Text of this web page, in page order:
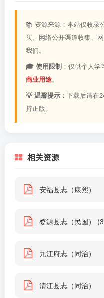
📚 资源来源：本站仅收录
买、网络公开渠道收集、
我们。
🎓 使用限制 ：仅供个人学
商业用途。
💡 温馨提示 ：下载后请在
持正版。
相关资源
安福县志（康熙）
婺源县志（民国）
九江府志（同治）
清江县志（同治）